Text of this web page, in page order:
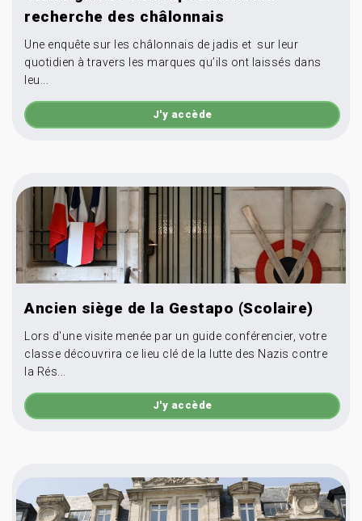
recherche des châlonnais
Une enquête sur les châlonnais de jadis et sur leur
quotidien à travers les marques qu’ils ont laissés dans
leu...
J'y accède
Ancien siège de la Gestapo (Scolaire)
Lors d'une visite menée par un guide conférencier, votre
classe découvrira ce lieu clé de la lutte des Nazis contre
la Rés...
J'y accède